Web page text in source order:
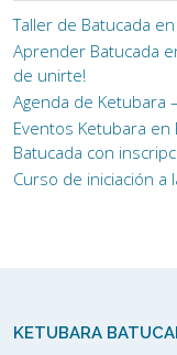
Taller de Batucada
Aprender Batucada
de unirte!
Agenda de Ketubara
Eventos Ketubara
Batucada con
Curso de iniciación
KETUBARA